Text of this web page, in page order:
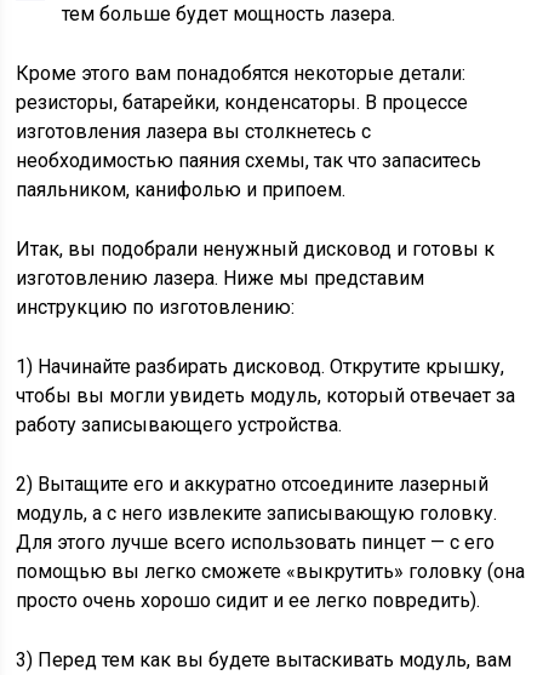
тем больше будет мощность лазера.
Кроме этого вам понадобятся некоторые детали:
резисторы, батарейки, конденсаторы. В процессе
изготовления лазера вы столкнетесь с
необходимостью паяния схемы, так что запаситесь
паяльником, канифолью и припоем.
Итак, вы подобрали ненужный дисковод и готовы к
изготовлению лазера. Ниже мы представим
инструкцию по изготовлению:
1) Начинайте разбирать дисковод. Открутите крышку,
чтобы вы могли увидеть модуль, который отвечает за
работу записывающего устройства.
2) Вытащите его и аккуратно отсоедините лазерный
модуль, а с него извлеките записывающую головку.
Для этого лучше всего использовать пинцет — с его
помощью вы легко сможете «выкрутить» головку (она
просто очень хорошо сидит и ее легко повредить).
3) Перед тем как вы будете вытаскивать модуль, вам